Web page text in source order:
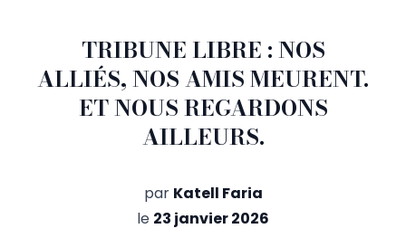
TRIBUNE LIBRE : NOS
ALLIÉS, NOS AMIS MEURENT.
ET NOUS REGARDONS
AILLEURS.
par Katell Faria
le 23 janvier 2026